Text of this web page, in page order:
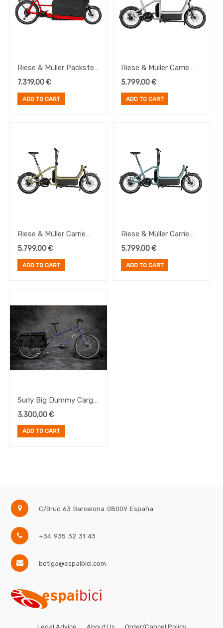
Pedales
Platos
Brand
Riese & Müller Packster
70 Automatic Chili
7.319,00€
ADD TO CART
Riese & Müller Carrie
City Shadow
5.799,00€
ADD TO CART
Riese & Müller Carrie
City Anise
5.799,00€
ADD TO CART
Riese & Müller Carrie
City Aqua
5.799,00€
ADD TO CART
Surly Big Dummy Cargo
Bike, 26", S, bruised ego
3.300,00€
ADD TO CART
C/Bruc 63 Barcelona 08009 España
+34 935 32 31 43
botiga@espaibici.com